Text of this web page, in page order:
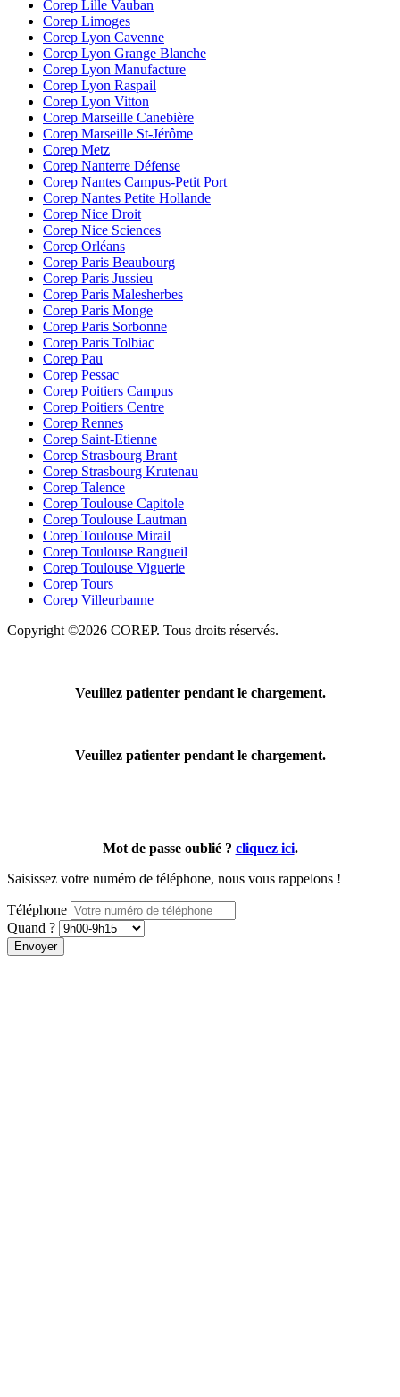
Corep Lille Vauban
Corep Limoges
Corep Lyon Cavenne
Corep Lyon Grange Blanche
Corep Lyon Manufacture
Corep Lyon Raspail
Corep Lyon Vitton
Corep Marseille Canebière
Corep Marseille St-Jérôme
Corep Metz
Corep Nanterre Défense
Corep Nantes Campus-Petit Port
Corep Nantes Petite Hollande
Corep Nice Droit
Corep Nice Sciences
Corep Orléans
Corep Paris Beaubourg
Corep Paris Jussieu
Corep Paris Malesherbes
Corep Paris Monge
Corep Paris Sorbonne
Corep Paris Tolbiac
Corep Pau
Corep Pessac
Corep Poitiers Campus
Corep Poitiers Centre
Corep Rennes
Corep Saint-Etienne
Corep Strasbourg Brant
Corep Strasbourg Krutenau
Corep Talence
Corep Toulouse Capitole
Corep Toulouse Lautman
Corep Toulouse Mirail
Corep Toulouse Rangueil
Corep Toulouse Viguerie
Corep Tours
Corep Villeurbanne
Copyright ©2026 COREP. Tous droits réservés.
Veuillez patienter pendant le chargement.
Veuillez patienter pendant le chargement.
Mot de passe oublié ? cliquez ici.
Saisissez votre numéro de téléphone, nous vous rappelons !
Téléphone
Quand ?
Envoyer